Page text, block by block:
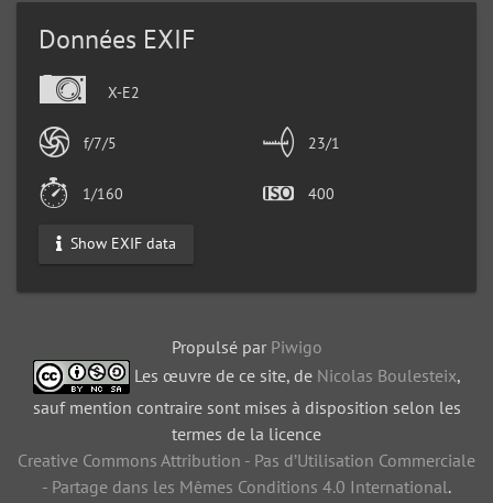
Données EXIF
X-E2
f/7/5 23/1
1/160 400
Show EXIF data
Propulsé par Piwigo
Les œuvre de ce site, de Nicolas Boulesteix,
sauf mention contraire sont mises à disposition selon les
termes de la licence
Creative Commons Attribution - Pas d’Utilisation Commerciale
- Partage dans les Mêmes Conditions 4.0 International.